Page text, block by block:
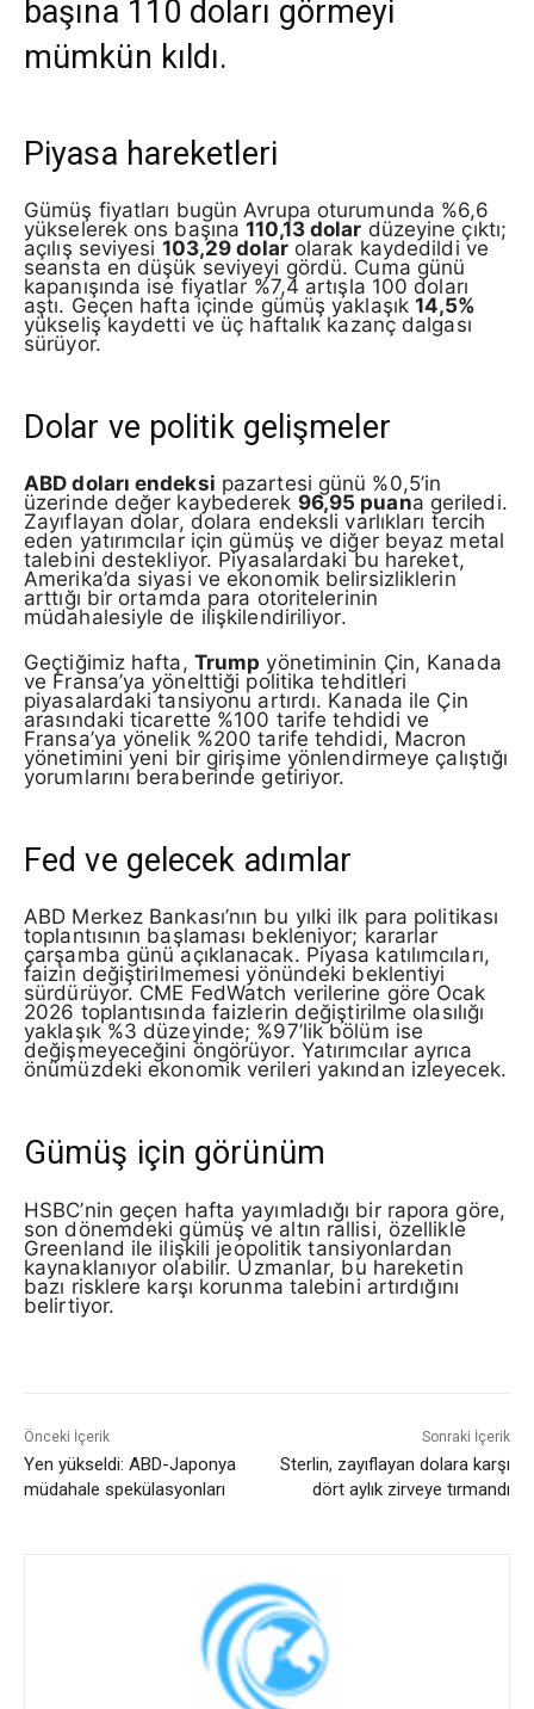
başına 110 doları görmeyi
mümkün kıldı.
Piyasa hareketleri
Gümüş fiyatları bugün Avrupa oturumunda %6,6
yükselerek ons başına110,13 dolar düzeyine çıktı;
açılış seviyesi 103,29 dolarolarak kaydedildi ve
seansta en düşük seviyeyi gördü. Cuma günü
kapanışında ise fiyatlar %7,4 artışla 100 doları
aştı. Geçen hafta içinde gümüş yaklaşık14,5%
yükseliş kaydetti ve üç haftalık kazanç dalgası
sürüyor.
Dolar ve politik gelişmeler
ABD doları endeksi pazartesi günü %0,5’in
üzerinde değer kaybederek 96,95 puana geriledi.
Zayıflayan dolar, dolara endeksli varlıkları tercih
eden yatırımcılar için gümüş ve diğer beyaz metal
talebini destekliyor. Piyasalardaki bu hareket,
Amerika’da siyasi ve ekonomik belirsizliklerin
arttığı bir ortamda para otoritelerinin
müdahalesiyle de ilişkilendiriliyor.
Geçtiğimiz hafta, Trump yönetiminin Çin, Kanada
ve Fransa’ya yönelttiği politika tehditleri
piyasalardaki tansiyonu artırdı. Kanada ile Çin
arasındaki ticarette %100 tarife tehdidi ve
Fransa’ya yönelik %200 tarife tehdidi, Macron
yönetimini yeni bir girişime yönlendirmeye çalıştığı
yorumlarını beraberinde getiriyor.
Fed ve gelecek adımlar
ABD Merkez Bankası’nın bu yılki ilk para politikası
toplantısının başlaması bekleniyor; kararlar
çarşamba günü açıklanacak. Piyasa katılımcıları,
faizin değiştirilmemesi yönündeki beklentiyi
sürdürüyor. CME FedWatch verilerine göre Ocak
2026 toplantısında faizlerin değiştirilme olasılığı
yaklaşık %3 düzeyinde; %97’lik bölüm ise
değişmeyeceğini öngörüyor. Yatırımcılar ayrıca
önümüzdeki ekonomik verileri yakından izleyecek.
Gümüş için görünüm
HSBC’nin geçen hafta yayımladığı bir rapora göre,
son dönemdeki gümüş ve altın rallisi, özellikle
Greenland ile ilişkili jeopolitik tansiyonlardan
kaynaklanıyor olabilir. Uzmanlar, bu hareketin
bazı risklere karşı korunma talebini artırdığını
belirtiyor.
Önceki İçerik
Yen yükseldi: ABD-Japonya
müdahale spekülasyonları
Sonraki İçerik
Sterlin, zayıflayan dolara karşı
dört aylık zirveye tırmandı